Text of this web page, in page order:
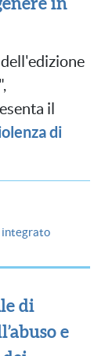
",
il
di
integrato
di
e